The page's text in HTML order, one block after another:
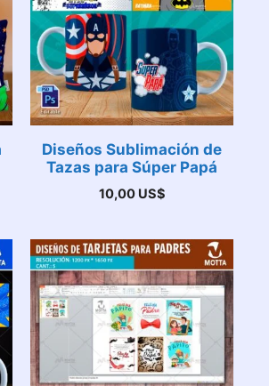
Diseños Sublimación de
Tazas para Súper Papá
10,00 US$